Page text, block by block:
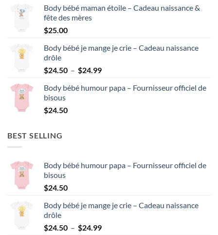
Body bébé maman étoile – Cadeau naissance &
fête des mères
$25.00
Body bébé je mange je crie – Cadeau naissance
drôle
$24.50 – $24.99Plage
prix :
Body bébé humour papa – Fournisseur officiel de
bisous
$24.50
BEST SELLING
Body bébé humour papa – Fournisseur officiel de
bisous
$24.50
Body bébé je mange je crie – Cadeau naissance
drôle
$24.50 – $24.99Plage